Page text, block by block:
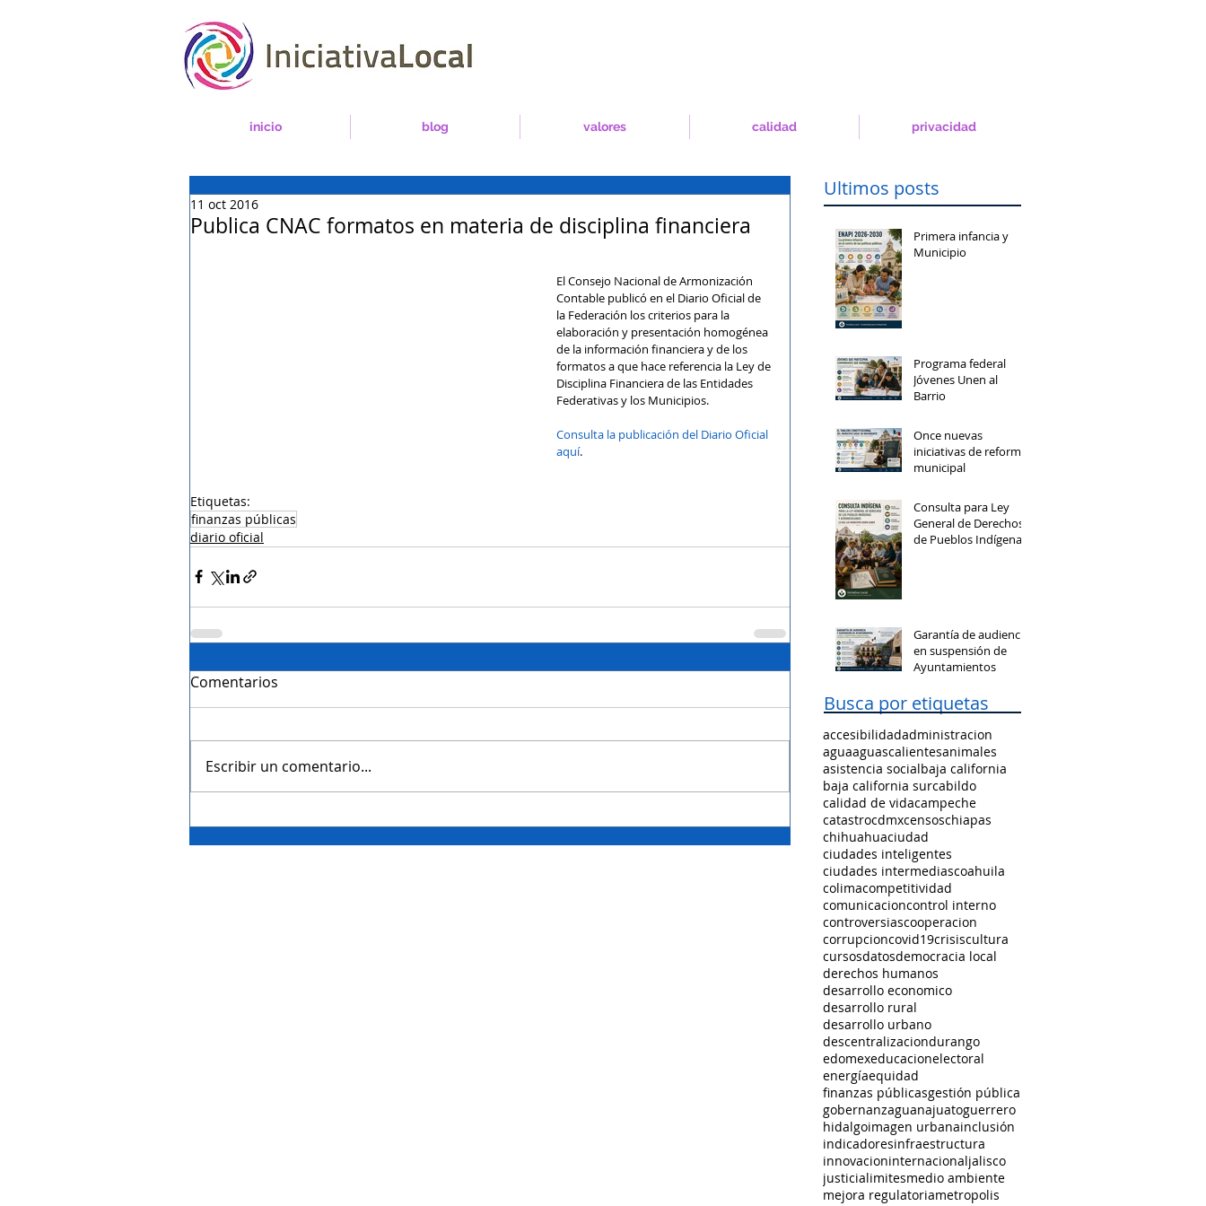
inicio blog valores calidad privacidad
Publica CNAC formatos en materia de disciplina financiera
11 oct 2016
El Consejo Nacional de Armonización
Contable publicó en el Diario Oficial de
la Federación los criterios para la
elaboración y presentación homogénea
de la información financiera y de los
formatos a que hace referencia la Ley de
Disciplina Financiera de las Entidades
Federativas y los Municipios.
Consulta la publicación del Diario Oficial
aquí.
Etiquetas:
finanzas públicas
diario oficial
Comentarios
Escribir un comentario...
Ultimos posts
Primera infancia y
Municipio
Programa federal
Jóvenes Unen al
Barrio
Once nuevas
iniciativas de reforma
municipal
Consulta para Ley
General de Derechos
de Pueblos Indígenas
Garantía de audiencia
en suspensión de
Ayuntamientos
Busca por etiquetas
accesibilidadadministracion
aguaaguascalientesanimales
asistencia socialbaja california
baja california surcabildo
calidad de vidacampeche
catastrocdmxcensoschiapas
chihuahuaciudad
ciudades inteligentes
ciudades intermediascoahuila
colimacompetitividad
comunicacioncontrol interno
controversiascooperacion
corrupcioncovid19crisiscultura
cursosdatosdemocracia local
derechos humanos
desarrollo economico
desarrollo rural
desarrollo urbano
descentralizaciondurango
edomexeducacionelectoral
energíaequidad
finanzas públicasgestión pública
gobernanzaguanajuatoguerrero
hidalgoimagen urbanainclusión
indicadoresinfraestructura
innovacioninternacionaljalisco
justicialimitesmedio ambiente
mejora regulatoriametropolis